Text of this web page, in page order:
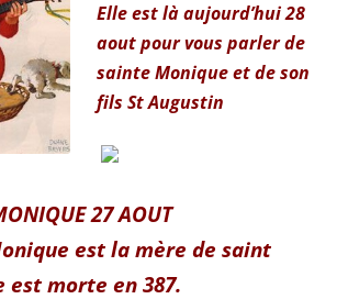
Elle est là aujourd’hui 28
aout pour vous parler de
sainte Monique et de son
fils St Augustin
27 AOUT
est la mère de saint
est morte en 387.